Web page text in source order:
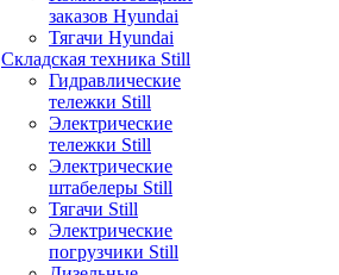
заказов Hyundai
Тягачи Hyundai
Складская техника Still
Гидравлические
тележки Still
Электрические
тележки Still
Электрические
штабелеры Still
Тягачи Still
Электрические
погрузчики Still